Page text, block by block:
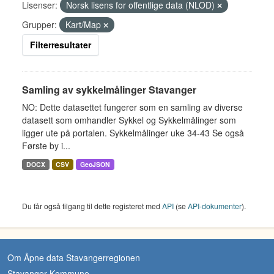
Lisenser:
Norsk lisens for offentlige data (NLOD)
Grupper:
Kart/Map
Filterresultater
Samling av sykkelmålinger Stavanger
NO: Dette datasettet fungerer som en samling av diverse
datasett som omhandler Sykkel og Sykkelmålinger som
ligger ute på portalen. Sykkelmålinger uke 34-43 Se også
Første by i...
DOCX CSV GeoJSON
Du får også tilgang til dette registeret med API (seAPI-dokumenter).
Om Åpne data Stavangerregionen